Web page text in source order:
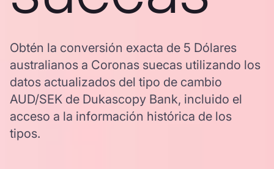
Obtén la conversión exacta de 5 Dólares
australianos a Coronas suecas utilizando los
datos actualizados del tipo de cambio
AUD/SEK de Dukascopy Bank, incluido el
acceso a la información histórica de los
tipos.